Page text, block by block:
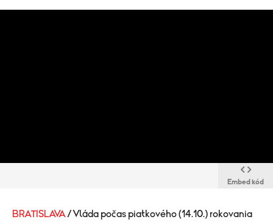
Embed kód
BRATISLAVA / Vláda počas piatkového (14.10.) rokovania